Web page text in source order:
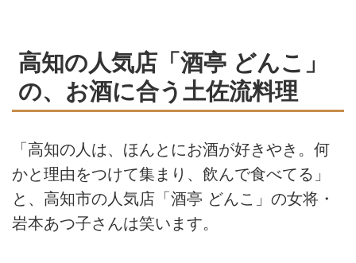
高知の人気店「酒亭 どんこ」
の、お酒に合う土佐流料理
「高知の人は、ほんとにお酒が好きやき。何
かと理由をつけて集まり、飲んで食べてる」
と、高知市の人気店「酒亭 どんこ」の女将・
岩本あつ子さんは笑います。